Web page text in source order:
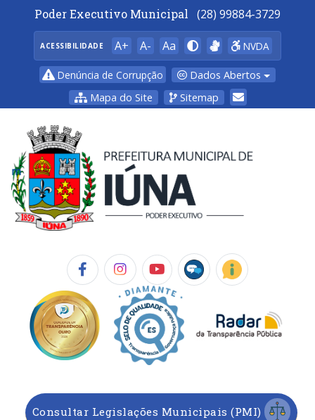
Poder Executivo Municipal (28) 99884-3729
ACESSIBILIDADE A+ A- Aa NVDA
Denúncia de Corrupção
Dados Abertos
Mapa do Site
Sitemap
Consultar Legislações Municipais (PMI)